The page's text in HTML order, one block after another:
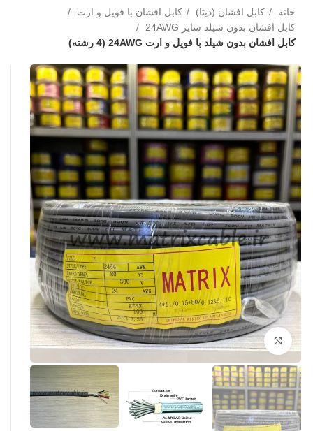
خانه کابل افشان (دیتا)
کابل افشان با فویل و ارت
کابل افشان بدون شیلد سایز 24AWG
کابل افشان بدون شیلد با فویل و ارت 24AWG (4 رشته)
بزرگنمایی تصویر